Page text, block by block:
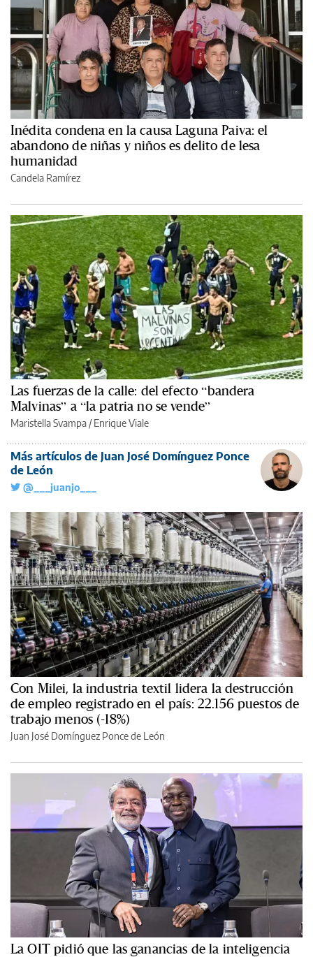
Inédita condena en la causa Laguna Paiva: el
abandono de niñas y niños es delito de lesa
humanidad
Candela Ramírez
Las fuerzas de la calle: del efecto “bandera
Malvinas” a “la patria no se vende”
Maristella Svampa /Enrique Viale
Más artículos de Juan José Domínguez Ponce
de León
@___juanjo___
Con Milei, la industria textil lidera la destrucción
de empleo registrado en el país: 22.156 puestos de
trabajo menos (-18%)
Juan José Domínguez Ponce de León
La OIT pidió que las ganancias de la inteligencia